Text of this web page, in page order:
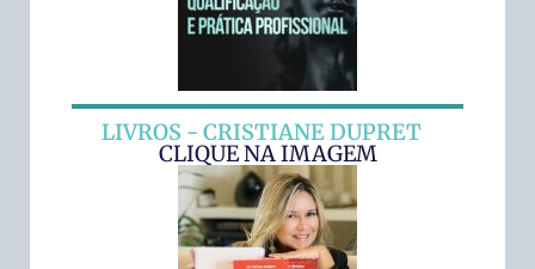
LIVROS - CRISTIANE DUPRET
CLIQUE NA IMAGEM